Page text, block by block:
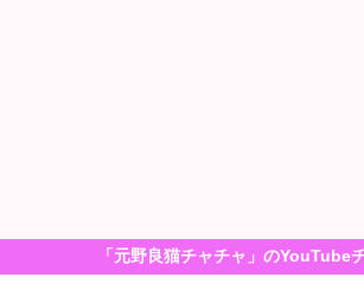
「元野良猫チャチャ」のYouTube